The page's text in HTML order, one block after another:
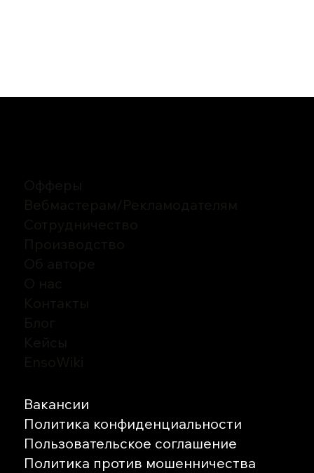
Вакансии
Политика конфиденциальности
Пользовательское соглашение
Политика против мошенничества